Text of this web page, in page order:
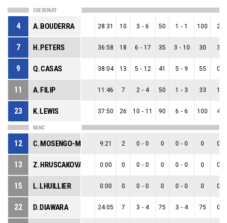
5 DE DEPART
4 A. BOUDERRA 28:31 10 3 - 6 50 1 - 1 100 2
7 H. PETERS 36:58 18 6 - 17 35 3 - 10 30 3
9 Q. CASAS 38:04 13 5 - 12 41 5 - 9 55 0
11 A. FILIP 11:46 7 2 - 4 50 1 - 3 33 1
23 K. LEWIS 37:50 26 10 - 11 90 6 - 6 100 4
BANC
12 C. MOSENGO-MASA 9:21 2 0 - 0 0 0 - 0 0 0
13 Z. HRUSCAKOVA 0:00 0 0 - 0 0 0 - 0 0 0
15 L. LHUILLIER 0:00 0 0 - 0 0 0 - 0 0 0
22 D. DIAWARA 24:05 7 3 - 4 75 3 - 4 75 0